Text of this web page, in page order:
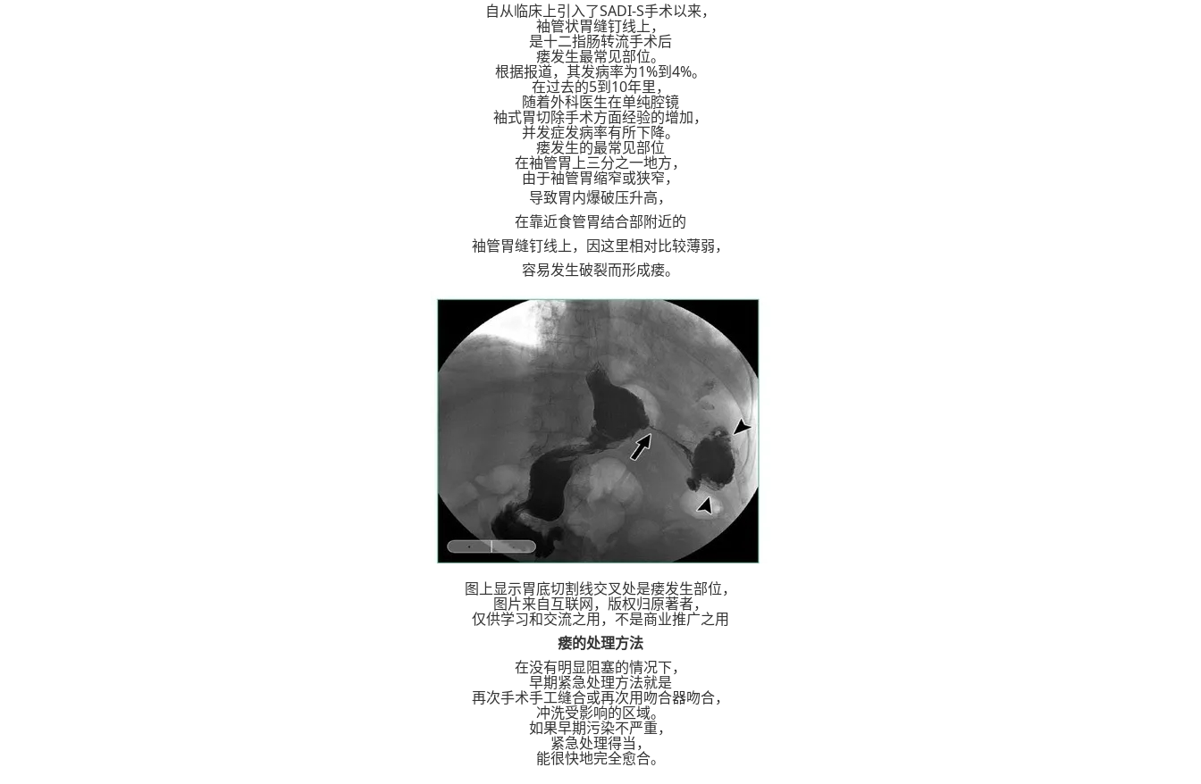
自从临床上引入了SADI-S手术以来，
袖管状胃缝钉线上，
是十二指肠转流手术后
瘘发生最常见部位。
根据报道，其发病率为1%到4%。
在过去的5到10年里，
随着外科医生在单纯腔镜
袖式胃切除手术方面经验的增加，
并发症发病率有所下降。
瘘发生的最常见部位
在袖管胃上三分之一地方，
由于袖管胃缩窄或狭窄，
导致胃内爆破压升高，
在靠近食管胃结合部附近的
袖管胃缝钉线上，因这里相对比较薄弱，
容易发生破裂而形成瘘。
图上显示胃底切割线交叉处是瘘发生部位，
图片来自互联网，版权归原著者，
仅供学习和交流之用，不是商业推广之用
瘘的处理方法
在没有明显阻塞的情况下，
早期紧急处理方法就是
再次手术手工缝合或再次用吻合器吻合，
冲洗受影响的区域。
如果早期污染不严重，
紧急处理得当，
能很快地完全愈合。